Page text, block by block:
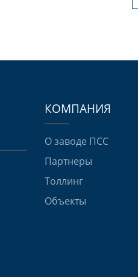
КОМПАНИЯ
О заводе ПСС
Партнеры
Толлинг
Объекты